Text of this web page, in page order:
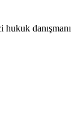
danışmanı